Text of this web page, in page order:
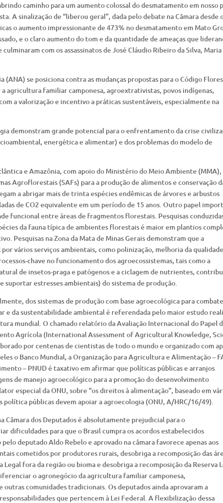
caminho para um aumento colossal do desmatamento em nosso
A sinalização de “liberou geral”, dada pelo debate na Câmara desde
o aumento impressionante de 473% no desmatamento em Mato
e o claro aumento do tom e da quantidade de ameaças que
com os assassinatos de José Cláudio Ribeiro da Silva, Maria
se posiciona contra as mudanças propostas para o Código
agricultura familiar camponesa, agroextrativistas, povos indígenas,
a valorização e incentivo a práticas sustentáveis, especialmente na
demonstram grande potencial para o enfrentamento da crise
energética e alimentar) e dos problemas do modelo de
e Amazônia, com apoio do Ministério do Meio Ambiente (MMA),
Agroflorestais (SAFs) para a produção de alimentos e conservação
a abrigar mais de trinta espécies endêmicas de árvores e arbustos
de CO2 equivalente em um período de 15 anos. Outro papel
funcional entre áreas de fragmentos florestais. Pesquisas
da fauna típica de ambientes florestais é maior em plantios
Pesquisas na Zona da Mata de Minas Gerais demonstram que a
vários serviços ambientais, como polinização, melhoria da
chave no funcionamento dos agroecossistemas, tais como a
de insetos-praga e patógenos e a ciclagem de nutrientes,
suportar estresses ambientais) do sistema de produção.
dos sistemas de produção com base agroecológica para
e da sustentabilidade ambiental é referendada pelo maior estudo
mundial. O chamado relatório da Avaliação Internacional do Papel
Agrícola (International Assessment of Agricultural Knowledge,
por centenas de cientistas de todo o mundo e organizado com
o Banco Mundial, a Organização para Agricultura e Alimentação –
– PNUD é taxativo em afirmar que políticas públicas e arranjos
de manejo agroecológico para a promoção do desenvolvimento
especial da ONU, sobre “os direitos à alimentação”, baseado em
públicas devem apoiar a agroecologia (ONU, A/HRC/16/49).
Câmara dos Deputados é absolutamente prejudicial para o
dificuldades para que o Brasil cumpra os acordos estabelecidos
deputado Aldo Rebelo e aprovado na câmara favorece apenas aos
cometidos por produtores rurais, desobriga a recomposição das
fora da região ou bioma e desobriga a recomposição da Reserva
o agronegócio da agricultura familiar camponesa,
comunidades tradicionais. Os deputados ainda aprovaram a
que pertencem à Lei Federal. A flexibilização dessa